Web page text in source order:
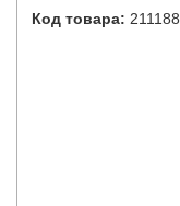
Код товара: 211188